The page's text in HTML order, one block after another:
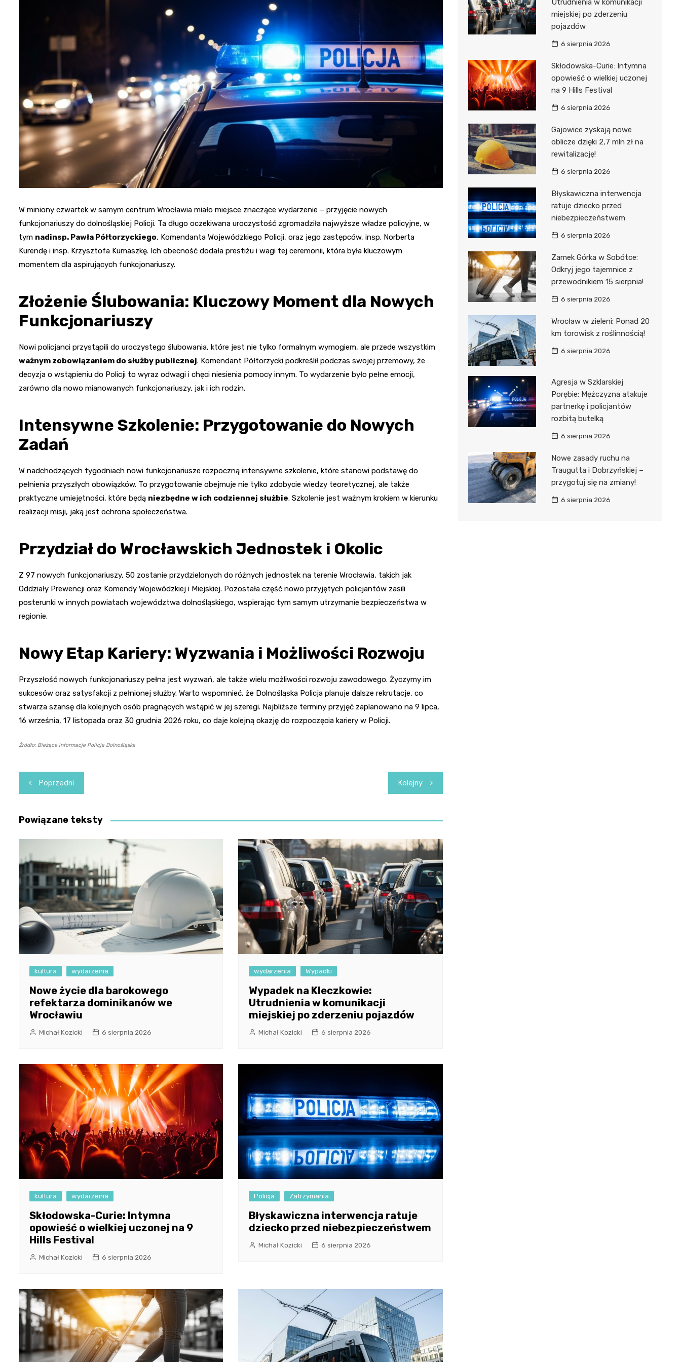
Kino
Poczta
W miniony czwartek w samym centrum Wrocławia miało miejsce znaczące wydarzenie – przyjęcie nowych
funkcjonariuszy do dolnośląskiej Policji. Ta długo oczekiwana uroczystość zgromadziła najwyższe władze policyjne, w
tym nadinsp. Pawła Półtorzyckiego, Komendanta Wojewódzkiego Policji, oraz jego zastępców, insp. Norberta
Kurendę i insp. Krzysztofa Kumaszkę. Ich obecność dodała prestiżu i wagi tej ceremonii, która była kluczowym
momentem dla aspirujących funkcjonariuszy.
Złożenie Ślubowania: Kluczowy Moment dla Nowych
Funkcjonariuszy
Nowi policjanci przystąpili do uroczystego ślubowania, które jest nie tylko formalnym wymogiem, ale przede wszystkim
ważnym zobowiązaniem do służby publicznej. Komendant Półtorzycki podkreślił podczas swojej przemowy, że
decyzja o wstąpieniu do Policji to wyraz odwagi i chęci niesienia pomocy innym. To wydarzenie było pełne emocji,
zarówno dla nowo mianowanych funkcjonariuszy, jak i ich rodzin.
Intensywne Szkolenie: Przygotowanie do Nowych
Zadań
W nadchodzących tygodniach nowi funkcjonariusze rozpoczną intensywne szkolenie, które stanowi podstawę do
pełnienia przyszłych obowiązków. To przygotowanie obejmuje nie tylko zdobycie wiedzy teoretycznej, ale także
praktyczne umiejętności, które będą niezbędne w ich codziennej służbie. Szkolenie jest ważnym krokiem w kierunku
realizacji misji, jaką jest ochrona społeczeństwa.
Przydział do Wrocławskich Jednostek i Okolic
Z 97 nowych funkcjonariuszy, 50 zostanie przydzielonych do różnych jednostek na terenie Wrocławia, takich jak
Oddziały Prewencji oraz Komendy Wojewódzkiej i Miejskiej. Pozostała część nowo przyjętych policjantów zasili
posterunki w innych powiatach województwa dolnośląskiego, wspierając tym samym utrzymanie bezpieczeństwa w
regionie.
Nowy Etap Kariery: Wyzwania i Możliwości Rozwoju
Przyszłość nowych funkcjonariuszy pełna jest wyzwań, ale także wielu możliwości rozwoju zawodowego. Życzymy im
sukcesów oraz satysfakcji z pełnionej służby. Warto wspomnieć, że Dolnośląska Policja planuje dalsze rekrutacje, co
stwarza szansę dla kolejnych osób pragnących wstąpić w jej szeregi. Najbliższe terminy przyjęć zaplanowano na 9 lipca,
16 września, 17 listopada oraz 30 grudnia 2026 roku, co daje kolejną okazję do rozpoczęcia kariery w Policji.
Źródło: Bieżące informacje Policja Dolnośląska
Nawigacja
wpisu
Poprzedni Kolejny
Powiązane teksty
kultura wydarzenia
Nowe życie dla barokowego
refektarza dominikanów we
Wrocławiu
Michał Kozicki 6 sierpnia 2026
wydarzenia Wypadki
Wypadek na Kleczkowie:
Utrudnienia w komunikacji
miejskiej po zderzeniu pojazdów
Michał Kozicki 6 sierpnia 2026
kultura wydarzenia
Skłodowska-Curie: Intymna
opowieść o wielkiej uczonej na 9
Hills Festival
Michał Kozicki 6 sierpnia 2026
Policja Zatrzymania
Błyskawiczna interwencja ratuje
dziecko przed niebezpieczeństwem
Michał Kozicki 6 sierpnia 2026
Utrudnienia w komunikacji
miejskiej po zderzeniu
pojazdów
6 sierpnia 2026
Skłodowska-Curie: Intymna
opowieść o wielkiej uczonej
na 9 Hills Festival
6 sierpnia 2026
Gajowice zyskają nowe
oblicze dzięki 2,7 mln zł na
rewitalizację!
6 sierpnia 2026
Błyskawiczna interwencja
ratuje dziecko przed
niebezpieczeństwem
6 sierpnia 2026
Zamek Górka w Sobótce:
Odkryj jego tajemnice z
przewodnikiem 15 sierpnia!
6 sierpnia 2026
Wrocław w zieleni: Ponad 20
km torowisk z roślinnością!
6 sierpnia 2026
Agresja w Szklarskiej
Porębie: Mężczyzna atakuje
partnerkę i policjantów
rozbitą butelką
6 sierpnia 2026
Nowe zasady ruchu na
Traugutta i Dobrzyńskiej –
przygotuj się na zmiany!
6 sierpnia 2026